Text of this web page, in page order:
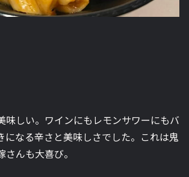
味しい。ワインにもレモンサワーにもバ
になる辛さと美味しさでした。これは鬼
んも大喜び。